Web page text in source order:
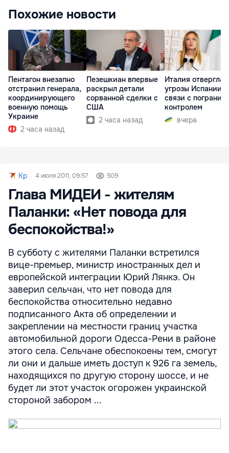
Похожие новости
Пентагон внезапно
отстранил генерала,
координирующего
военную помощь
Украине
2 часа назад
Пезешкиан впервые
раскрыл детали
сорванной сделки с
США
2 часа назад
Италия отвергла
угрозы Испании в
связи с
контролем
вчера
Kp 4 июля 2011, 09:57 509
Глава МИДЕИ - жителям
Паланки: «Нет повода для
беспокойства!»
В субботу с жителями Паланки встретился
вице-премьер, министр иностранных дел и
европейской интеграции Юрий Лянкэ. Он
заверил сельчан, что нет повода для
беспокойства относительно недавно
подписанного Акта об определении и
закреплении на местности границ участка
автомобильной дороги Одесса-Рени в районе
этого села. Сельчане обеспокоены тем, смогут
ли они и дальше иметь доступ к 926 га земель,
находящихся по другую сторону шоссе, и не
будет ли этот участок огорожен украинской
стороной забором ...